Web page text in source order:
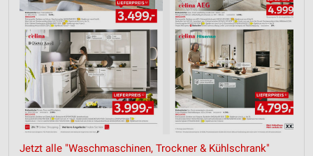
Jetzt alle "Waschmaschinen, Trockner & Kühlschrank"